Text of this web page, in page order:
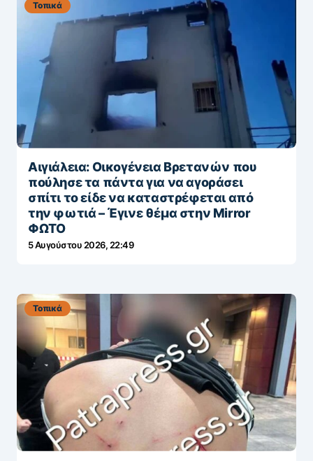
Τοπικά
Αιγιάλεια: Οικογένεια Βρετανών που
πούλησε τα πάντα για να αγοράσει
σπίτι το είδε να καταστρέφεται από
την φωτιά – Έγινε θέμα στην Mirror
ΦΩΤΟ
5 Αυγούστου 2026, 22:49
Τοπικά